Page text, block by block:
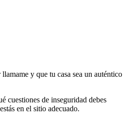
y que tu casa sea un auténtico
cuestiones de inseguridad debes
en el sitio adecuado.